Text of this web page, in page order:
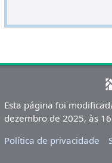
Esta página foi
dezembro de 2025, às
Política de privacidade